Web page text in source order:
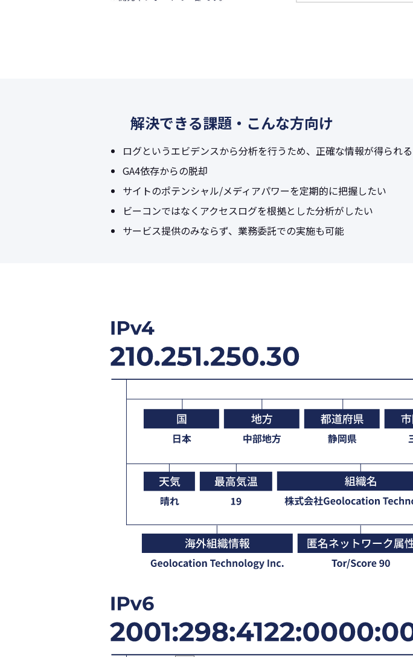
解決できる課題・こんな方向け
ログというエビデンスから分析を行うため、正確な情報が得られる
GA4依存からの脱却
サイトのポテンシャル/メディアパワーを定期的に把握したい
ビーコンではなくアクセスログを根拠とした分析がしたい
サービス提供のみならず、業務委託での実施も可能